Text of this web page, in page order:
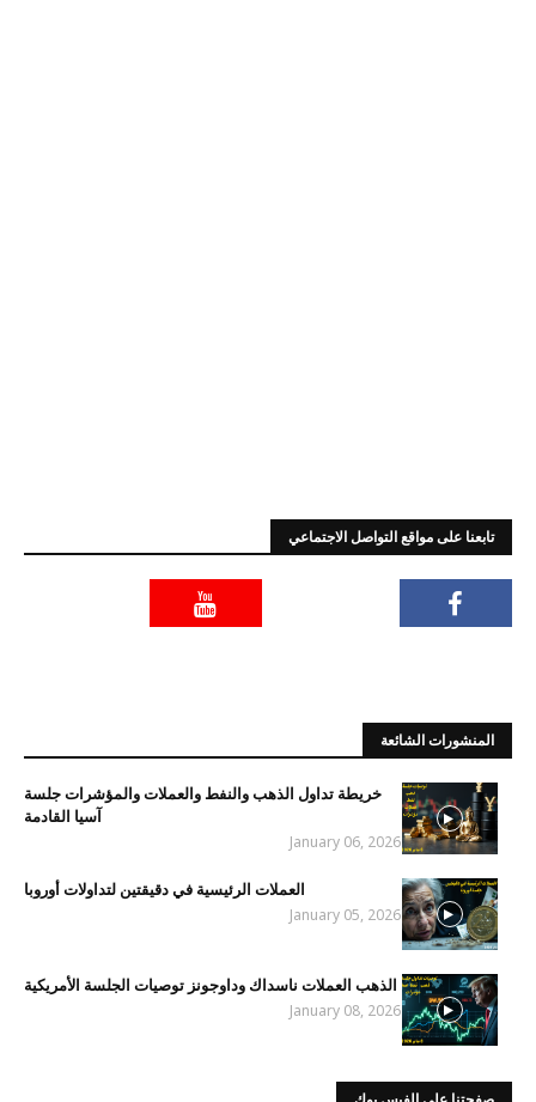
تابعنا على مواقع التواصل الاجتماعي
المنشورات الشائعة
خريطة تداول الذهب والنفط والعملات والمؤشرات جلسة
آسيا القادمة
January 06, 2026
العملات الرئيسية في دقيقتين لتداولات أوروبا
January 05, 2026
الذهب العملات ناسداك وداوجونز توصيات الجلسة الأمريكية
January 08, 2026